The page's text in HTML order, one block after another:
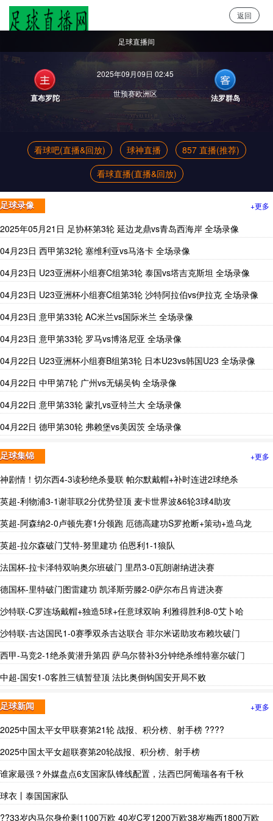
返回
足球直播间
直布罗陀
2025年09月09日 02:45
世预赛欧洲区
法罗群岛
看球吧(直播&回放) 球神直播
857 直播(推荐)
看球直播(直播&回放)
足球录像 +更多
2025年05月21日 足协杯第3轮 延边龙鼎vs青岛西海岸 全场录像
04月23日 西甲第32轮 塞维利亚vs马洛卡 全场录像
04月23日 U23亚洲杯小组赛C组第3轮 泰国vs塔吉克斯坦 全场录像
04月23日 U23亚洲杯小组赛C组第3轮 沙特阿拉伯vs伊拉克 全场录像
04月23日 意甲第33轮 AC米兰vs国际米兰 全场录像
04月23日 意甲第33轮 罗马vs博洛尼亚 全场录像
04月22日 U23亚洲杯小组赛B组第3轮 日本U23vs韩国U23 全场录像
04月22日 中甲第7轮 广州vs无锡吴钩 全场录像
04月22日 意甲第33轮 蒙扎vs亚特兰大 全场录像
04月22日 德甲第30轮 弗赖堡vs美因茨 全场录像
足球集锦 +更多
神剧情！切尔西4-3读秒绝杀曼联 帕尔默戴帽+补时连进2球绝杀
英超-利物浦3-1谢菲联2分优势登顶 麦卡世界波&6轮3球4助攻
英超-阿森纳2-0卢顿先赛1分领跑 厄德高建功S罗抢断+策动+造乌龙
英超-拉尔森破门艾特-努里建功 伯恩利1-1狼队
法国杯-拉卡泽特双响奥尔班破门 里昂3-0瓦朗谢纳进决赛
德国杯-里特破门图雷建功 凯泽斯劳滕2-0萨尔布吕肯进决赛
沙特联-C罗连场戴帽+独造5球+任意球双响 利雅得胜利8-0艾卜哈
沙特联-吉达国民1-0赛季双杀吉达联合 菲尔米诺助攻布赖坎破门
西甲-马竞2-1绝杀黄潜升第四 萨乌尔替补3分钟绝杀维特塞尔破门
中超-国安1-0客胜三镇暂登顶 法比奥倒钩国安开局不败
足球新闻 +更多
2025中国太平女甲联赛第21轮 战报、积分榜、射手榜 ????
2025中国太平女超联赛第20轮战报、积分榜、射手榜
谁家最强？外媒盘点6支国家队锋线配置，法西巴阿葡瑞各有千秋
球衣丨泰国国家队
??33岁内马尔身价剩1100万欧 40岁C罗1200万欧38岁梅西1800万欧